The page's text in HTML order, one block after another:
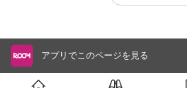
アプリでこのページを見る